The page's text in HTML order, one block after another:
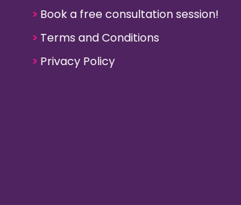
> Book a free consultation session!
> Terms and Conditions
> Privacy Policy